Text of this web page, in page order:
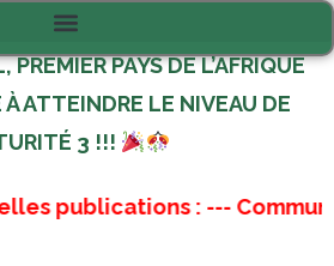
PREMIER PAYS DE L’AFRIQUE
ATTEINDRE LE NIVEAU DE
3 !!!
publications :---